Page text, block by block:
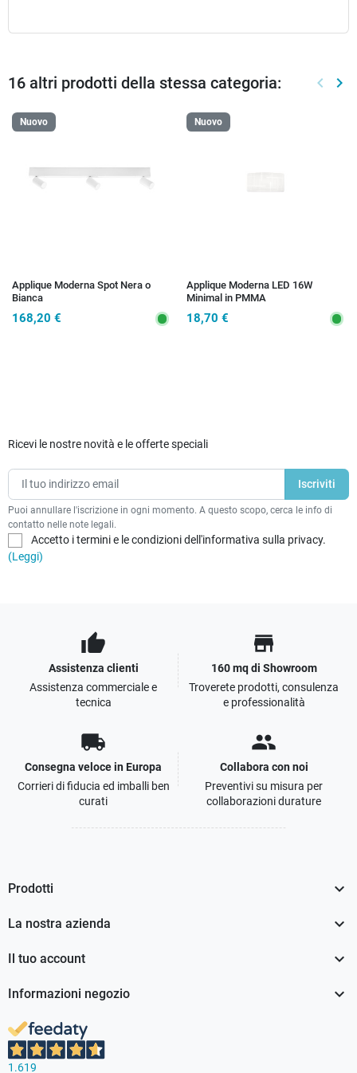
16 altri prodotti della stessa categoria: keyboard_arrow_left keyboard_arrow_right
Nuovo
Applique Moderna Spot Nera o
Bianca
168,20 €
Nuovo
Applique Moderna LED 16W
Minimal in PMMA
18,70 €
Ricevi le nostre novità e le offerte speciali
Puoi annullare l'iscrizione in ogni momento. A questo scopo, cerca le info di
contatto nelle note legali.
Accetto i termini e le condizioni dell'informativa sulla privacy.
(Leggi)
thumb_up
Assistenza clienti
Assistenza commerciale e
tecnica
store
160 mq di Showroom
Troverete prodotti, consulenza
e professionalità
local_shipping
Consegna veloce in Europa
Corrieri di fiducia ed imballi ben
curati
people
Collabora con noi
Preventivi su misura per
collaborazioni durature
Prodotti 
La nostra azienda 
Il tuo account 
Informazioni negozio 
1.619